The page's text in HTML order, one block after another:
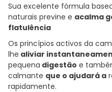
Sua excelente fórmula
naturais previne e acalma
flatulência
Os princípios activos da
lhe aliviar
pequena digestão e
calmante que o ajudará a
rapidamente.